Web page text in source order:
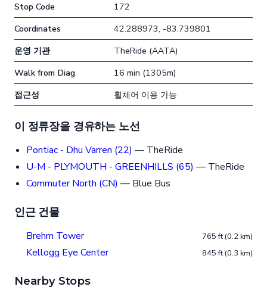
Stop Code
172
Coordinates
42.288973, -83.739801
운영 기관
TheRide (AATA)
Walk from Diag
16 min (1305m)
접근성
휠체어 이용 가능
이 정류장을 경유하는 노선
Pontiac - Dhu Varren (22) — TheRide
U-M - PLYMOUTH - GREENHILLS (65) — TheRide
Commuter North (CN) — Blue Bus
인근 건물
Brehm Tower 765 ft (0.2 km)
Kellogg Eye Center 845 ft (0.3 km)
Nearby Stops